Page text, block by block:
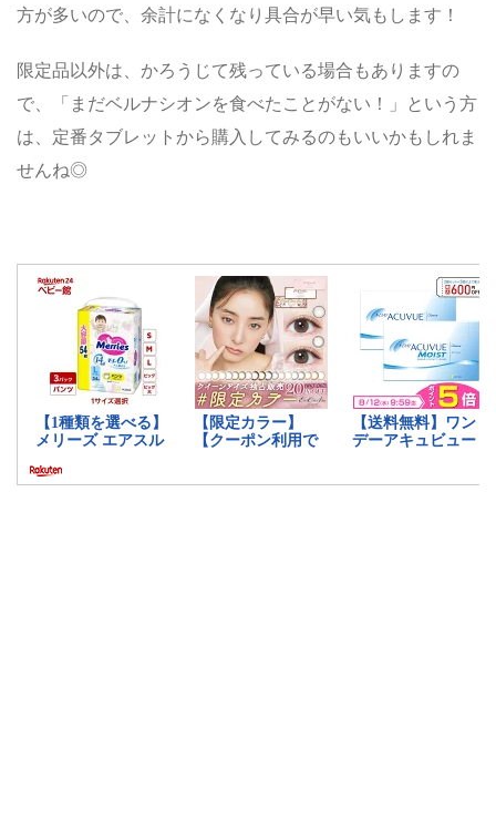
方が多いので、余計になくなり具合が早い気もします！
限定品以外は、かろうじて残っている場合もありますの
で、「まだベルナシオンを食べたことがない！」という方
は、定番タブレットから購入してみるのもいいかもしれま
せんね◎